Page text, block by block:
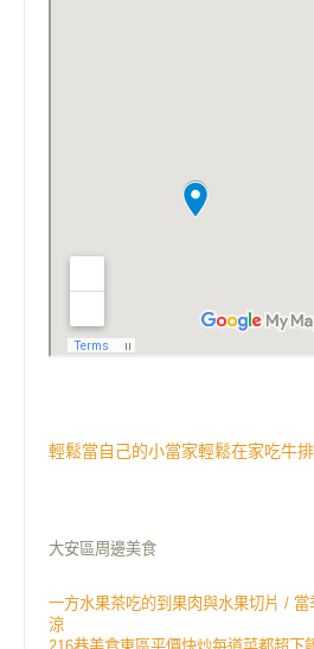
輕鬆當自己的小當家輕鬆在家吃牛排
大安區周邊美食
一方水果茶吃的到果肉與水果切片 /
涼